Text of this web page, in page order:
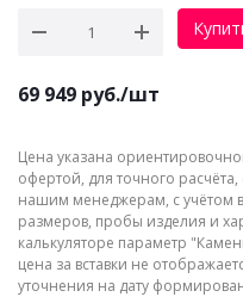
69 949 руб./шт
Цена указана
офертой, для точного
нашим менеджерам, с учётом
размеров, пробы изделия и
калькуляторе параметр
цена за вставки не
уточнения на дату